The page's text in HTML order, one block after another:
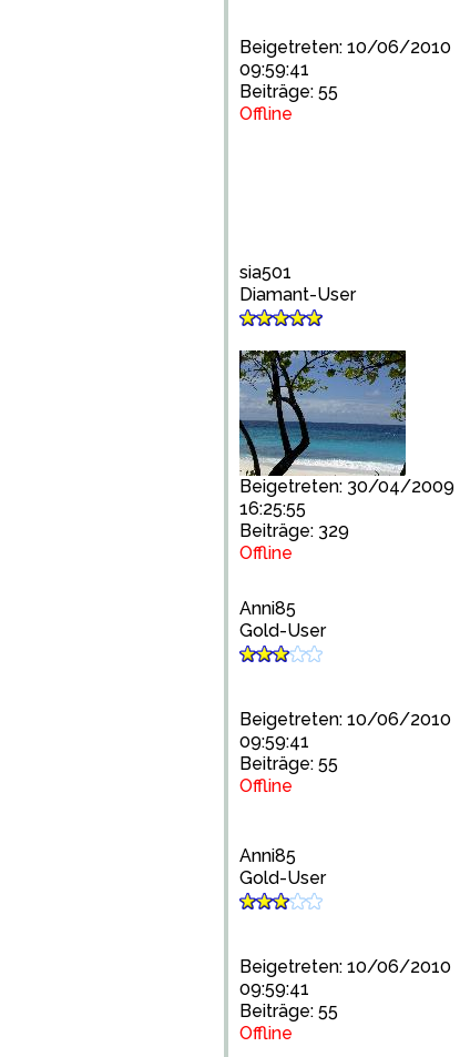
Beigetreten: 10/06/2010
09:59:41
Beiträge: 55
Offline
sia501
Diamant-User
Beigetreten: 30/04/2009
16:25:55
Beiträge: 329
Offline
Anni85
Gold-User
Beigetreten: 10/06/2010
09:59:41
Beiträge: 55
Offline
Anni85
Gold-User
Beigetreten: 10/06/2010
09:59:41
Beiträge: 55
Offline